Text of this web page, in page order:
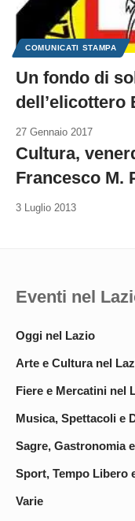
COMUNICATI STAMPA
Un fondo di
dell’elicottero
27 Gennaio 2017
Cultura,
Francesco M.
3 Luglio 2013
Eventi nel
Oggi nel Lazio
Arte e Cultura nel
Fiere e Mercatini nel
Musica, Spettacoli e
Sagre, Gastronomia
Sport, Tempo Libero
Varie